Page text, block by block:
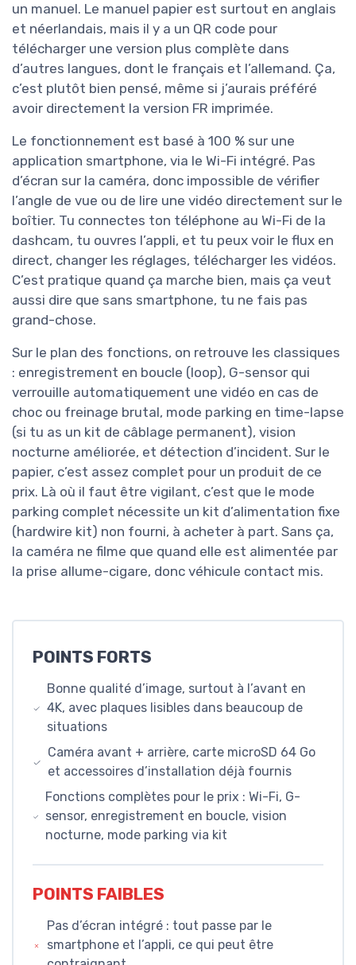
un manuel. Le manuel papier est surtout en anglais
et néerlandais, mais il y a un QR code pour
télécharger une version plus complète dans
d’autres langues, dont le français et l’allemand. Ça,
c’est plutôt bien pensé, même si j’aurais préféré
avoir directement la version FR imprimée.
Le fonctionnement est basé à 100 % sur une
application smartphone, via le Wi-Fi intégré. Pas
d’écran sur la caméra, donc impossible de vérifier
l’angle de vue ou de lire une vidéo directement sur le
boîtier. Tu connectes ton téléphone au Wi-Fi de la
dashcam, tu ouvres l’appli, et tu peux voir le flux en
direct, changer les réglages, télécharger les vidéos.
C’est pratique quand ça marche bien, mais ça veut
aussi dire que sans smartphone, tu ne fais pas
grand-chose.
Sur le plan des fonctions, on retrouve les classiques
: enregistrement en boucle (loop), G-sensor qui
verrouille automatiquement une vidéo en cas de
choc ou freinage brutal, mode parking en time-lapse
(si tu as un kit de câblage permanent), vision
nocturne améliorée, et détection d’incident. Sur le
papier, c’est assez complet pour un produit de ce
prix. Là où il faut être vigilant, c’est que le mode
parking complet nécessite un kit d’alimentation fixe
(hardwire kit) non fourni, à acheter à part. Sans ça,
la caméra ne filme que quand elle est alimentée par
la prise allume-cigare, donc véhicule contact mis.
POINTS FORTS
Bonne qualité d’image, surtout à l’avant en
4K, avec plaques lisibles dans beaucoup de
situations
Caméra avant + arrière, carte microSD 64 Go
et accessoires d’installation déjà fournis
Fonctions complètes pour le prix : Wi-Fi, G-
sensor, enregistrement en boucle, vision
nocturne, mode parking via kit
POINTS FAIBLES
Pas d’écran intégré : tout passe par le
smartphone et l’appli, ce qui peut être